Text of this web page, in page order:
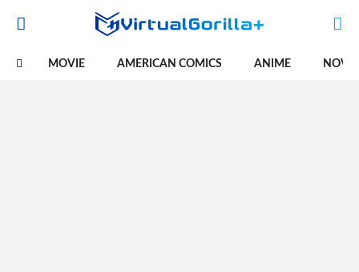
MOVIE AMERICAN COMICS ANIME